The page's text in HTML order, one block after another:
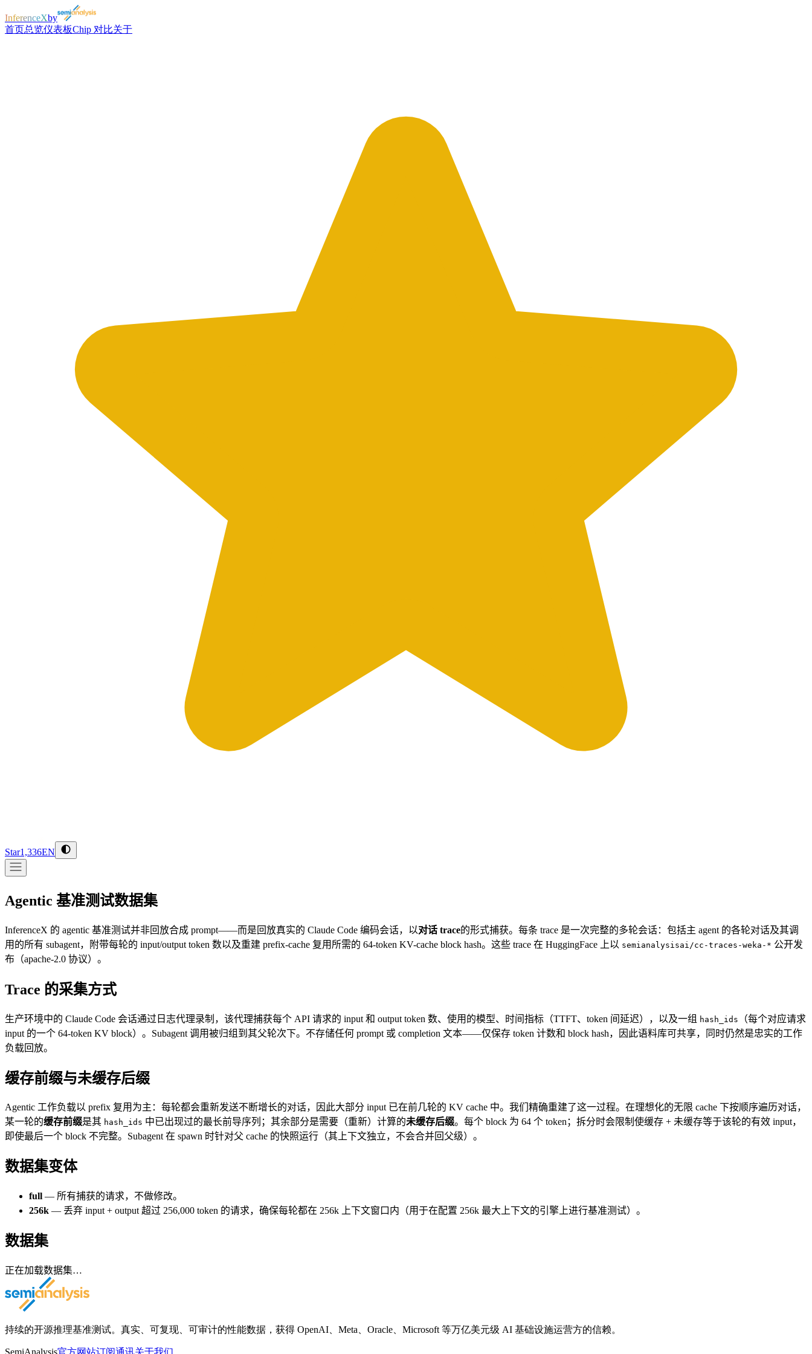
InferenceXby
首页总览仪表板Chip 对比关于
Star1,336EN
Agentic 基准测试数据集
InferenceX 的 agentic 基准测试并非回放合成 prompt——而是回放真实的 Claude Code 编码会话，以对话 trace的形式捕获。每条 trace 是一次完整的多轮会话：包括主 agent 的各轮对话及其调
用的所有 subagent，附带每轮的 input/output token 数以及重建 prefix-cache 复用所需的 64-token KV-cache block hash。这些 trace 在 HuggingFace 上以 semianalysisai/cc-traces-weka-* 公开发
布（apache-2.0 协议）。
Trace 的采集方式
生产环境中的 Claude Code 会话通过日志代理录制，该代理捕获每个 API 请求的 input 和 output token 数、使用的模型、时间指标（TTFT、token 间延迟），以及一组 hash_ids
（每个对应请求
input 的一个 64-token KV block）。Subagent 调用被归组到其父轮次下。不存储任何 prompt 或 completion 文本——仅保存 token 计数和 block hash，因此语料库可共享，同时仍然是忠实的工作
负载回放。
缓存前缀与未缓存后缀
Agentic 工作负载以 prefix 复用为主：每轮都会重新发送不断增长的对话，因此大部分 input 已在前几轮的 KV cache 中。我们精确重建了这一过程。在理想化的无限 cache 下按顺序遍历对话，
某一轮的缓存前缀是其 hash_ids 中已出现过的最长前导序列；其余部分是需要（重新）计算的未缓存后缀。每个 block 为 64 个 token；拆分时会限制使缓存 + 未缓存等于该轮的有效 input，
即使最后一个 block 不完整。Subagent 在 spawn 时针对父 cache 的快照运行（其上下文独立，不会合并回父级）。
数据集变体
full — 所有捕获的请求，不做修改。
256k — 丢弃 input + output 超过 256,000 token 的请求，确保每轮都在 256k 上下文窗口内（用于在配置 256k 最大上下文的引擎上进行基准测试）。
数据集
正在加载数据集…
持续的开源推理基准测试。真实、可复现、可审计的性能数据，获得 OpenAI、Meta、Oracle、Microsoft 等万亿美元级 AI 基础设施运营方的信赖。
SemiAnalysis官方网站订阅通讯关于我们